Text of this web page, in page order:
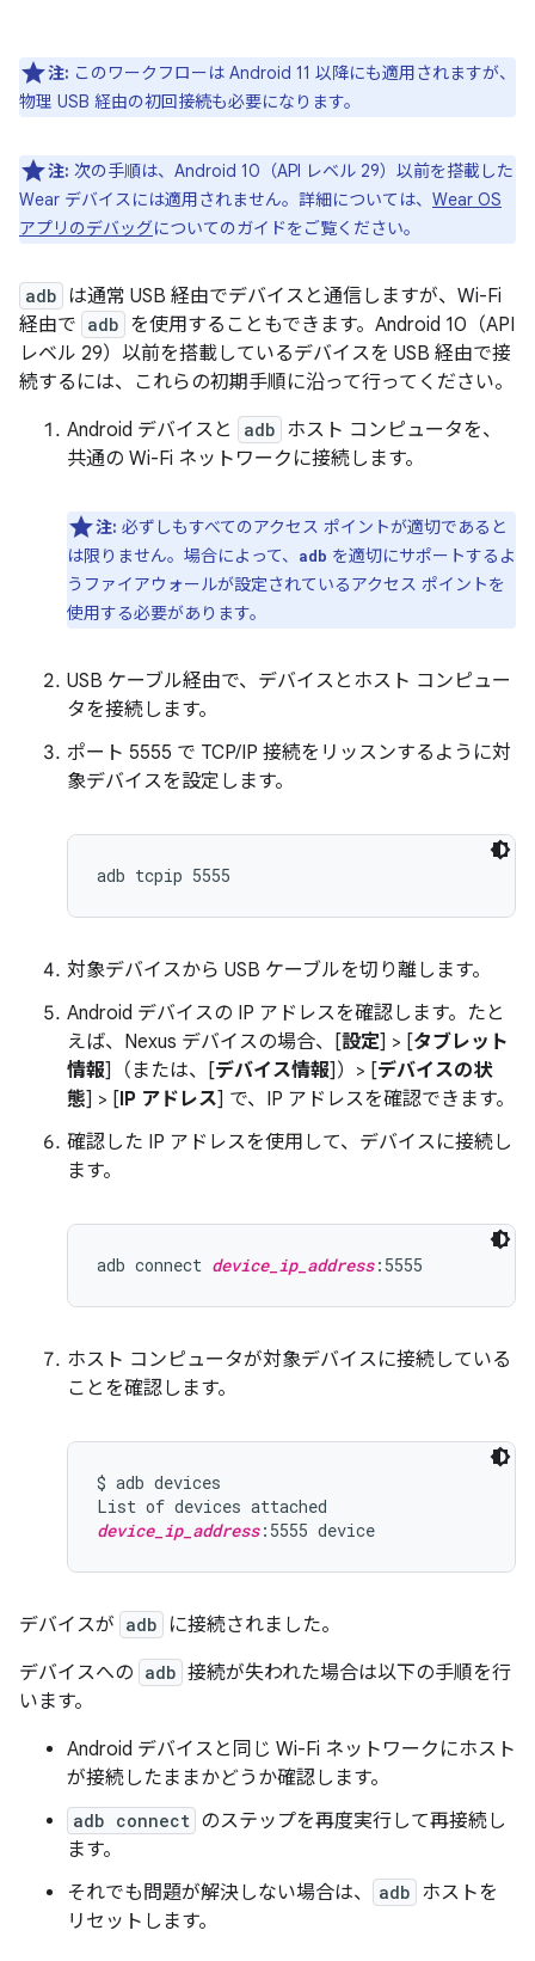
注: このワークフローは Android 11 以降にも適用されますが、
物理 USB 経由の初回接続も必要になります。
注: 次の手順は、Android 10（API レベル 29）以前を搭載した
Wear デバイスには適用されません。詳細については、 Wear OS
アプリのデバッグについてのガイドをご覧ください。
adb は通常 USB 経由でデバイスと通信しますが、Wi-Fi
経由で adb を使用することもできます。Android 10（API
レベル 29）以前を搭載しているデバイスを USB 経由で接
続するには、これらの初期手順に沿って行ってください。
Android デバイスと
adb ホスト コンピュータを、
共通の Wi-Fi ネットワークに接続します。
注: 必ずしもすべてのアクセス ポイントが適切であると
は限りません。場合によって、
adb を適切にサポートするよ
うファイアウォールが設定されているアクセス ポイントを
使用する必要があります。
USB ケーブル経由で、デバイスとホスト コンピュー
タを接続します。
ポート 5555 で TCP/IP 接続をリッスンするように対
象デバイスを設定します。
対象デバイスから USB ケーブルを切り離します。
Android デバイスの IP アドレスを確認します。たと
えば、Nexus デバイスの場合、[設定] > [タブレット
情報]（または、[デバイス情報]）> [デバイスの状
態] > [IP アドレス] で、IP アドレスを確認できます。
確認した IP アドレスを使用して、デバイスに接続し
ます。
adb connect device_ip_address
ホスト コンピュータが対象デバイスに接続している
ことを確認します。
$ adb devices
device_ip_address
デバイスが adb
に接続されました。
デバイスへの adb 接続が失われた場合は以下の手順を行
います。
Android デバイスと同じ Wi-Fi ネットワークにホスト
が接続したままかどうか確認します。
adb connect のステップを再度実行して再接続し
ます。
それでも問題が解決しない場合は、
adb ホストを
リセットします。